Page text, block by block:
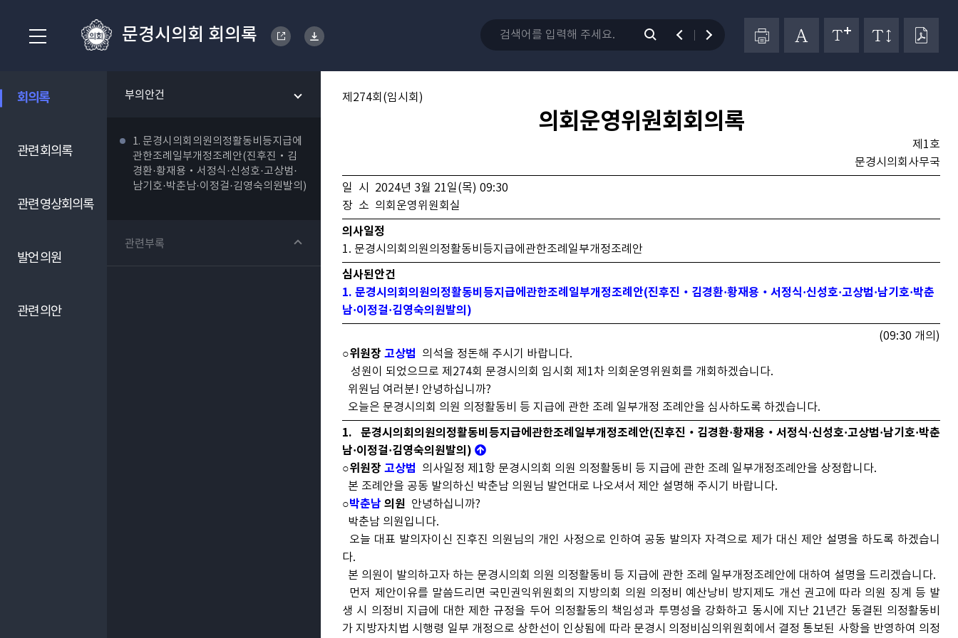
문경시의회 회의록
회의록 부의안건
1. 문경시의회의원의정활동비등지급에
관한조례일부개정조례안(진후진‧김
경환·황재용‧서정식·신성호·고상범·
남기호·박춘남·이정걸·김영숙의원발의)
관련부록
관련 회의록
관련 영상회의록
발언 의원
관련 의안
제274회(임시회)
의회운영위원회회의록
제1호
문경시의회사무국
일 시 2024년 3월 21일(목) 09:30
장 소 의회운영위원회실
의사일정
1. 문경시의회의원의정활동비등지급에관한조례일부개정조례안
심사된안건
1. 문경시의회의원의정활동비등지급에관한조례일부개정조례안(진후진‧김경환·황재용‧서정식·신성호·고상범·남기호·박춘
남·이정걸·김영숙의원발의)
(09:30 개의)
○위원장 고상범
의석을 정돈해 주시기 바랍니다.
성원이 되었으므로 제274회 문경시의회 임시회 제1차 의회운영위원회를 개회하겠습니다.
위원님 여러분! 안녕하십니까?
오늘은 문경시의회 의원 의정활동비 등 지급에 관한 조례 일부개정 조례안을 심사하도록 하겠습니다.
1. 문경시의회의원의정활동비등지급에관한조례일부개정조례안(진후진‧김경환·황재용‧서정식·신성호·고상범·남기호·박춘
남·이정걸·김영숙의원발의)
○위원장 고상범
의사일정 제1항 문경시의회 의원 의정활동비 등 지급에 관한 조례 일부개정조례안을 상정합니다.
본 조례안을 공동 발의하신 박춘남 의원님 발언대로 나오셔서 제안 설명해 주시기 바랍니다.
○박춘남 의원 안녕하십니까?
박춘남 의원입니다.
오늘 대표 발의자이신 진후진 의원님의 개인 사정으로 인하여 공동 발의자 자격으로 제가 대신 제안 설명을 하도록 하겠습니
다.
본 의원이 발의하고자 하는 문경시의회 의원 의정활동비 등 지급에 관한 조례 일부개정조례안에 대하여 설명을 드리겠습니다.
먼저 제안이유를 말씀드리면 국민권익위원회의 지방의회 의원 의정비 예산낭비 방지제도 개선 권고에 따라 의원 징계 등 발
생 시 의정비 지급에 대한 제한 규정을 두어 의정활동의 책임성과 투명성을 강화하고 동시에 지난 21년간 동결된 의정활동비
가 지방자치법 시행령 일부 개정으로 상한선이 인상됨에 따라 문경시 의정비심의위원회에서 결정 통보된 사항을 반영하여 의정